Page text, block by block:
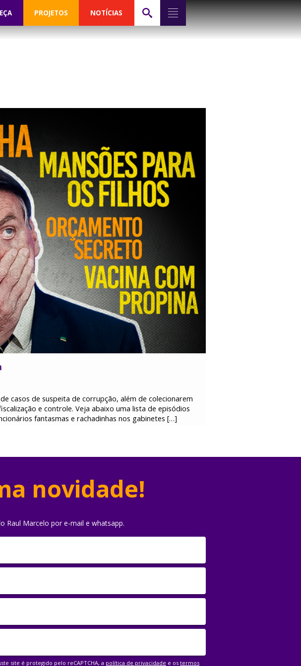
PROJETOS NOTÍCIAS
casos de suspeita de corrupção, além de colecionarem
e controle. Veja abaixo uma lista de episódios
fantasmas e rachadinhas nos gabinetes […]
novidade!
Raul Marcelo por e-mail e whatsapp.
site é protegido pelo reCAPTCHA, a política de privacidade e os termos